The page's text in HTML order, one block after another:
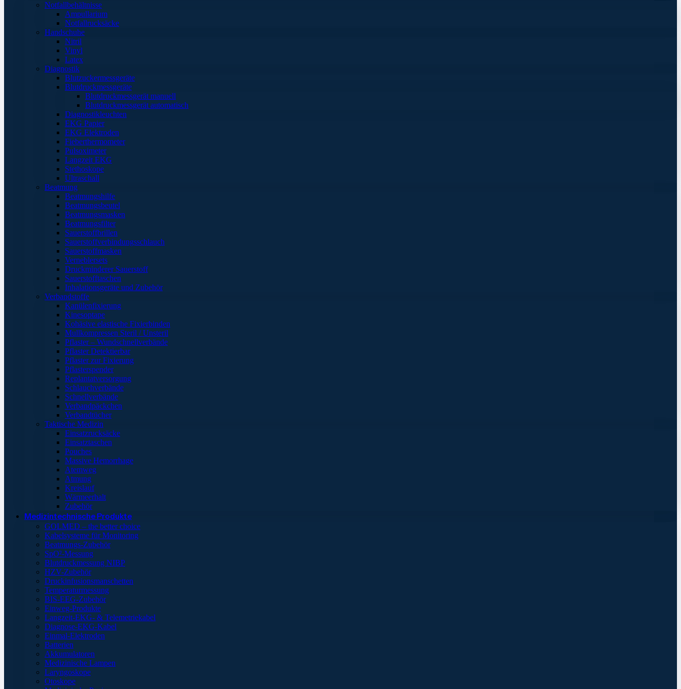
Notfallbehältnisse
Ampullarium
Notfallrucksäcke
Handschuhe
Nitril
Vinyl
Latex
Diagnostik
Blutzuckermessgeräte
Blutdruckmessgeräte
Blutdruckmessgerät manuell
Blutdruckmessgerät automatisch
Diagnostikleuchten
EKG Papier
EKG Elektroden
Fieberthermometer
Pulsoximeter
Langzeit EKG
Stethoskope
Ultraschall
Beatmung
Beatmungshilfe
Beatmungsbeutel
Beatmungsmasken
Beatmungsfilter
Sauerstoffbrillen
Sauerstoffverbindungsschlauch
Sauerstoffmasken
Verneblersets
Druckminderer Sauerstoff
Sauerstofftaschen
Inhalationsgeräte und Zubehör
Verbandstoffe
Kanülenfixierung
Kinesoptape
Kohäsive elastische Fixierbinden
Mullkompressen Steril / Unsteril
Pflaster – Wundschnellverbände
Pflaster Detektierbar
Pflaster zur Fixierung
Pflasterspender
Replantatversorgung
Schlauchverbände
Schnellverbände
Verbandpäckchen
Verbandtücher
Taktische Medizin
Einsatzrucksäcke
Einsatztaschen
Pouches
Massive Hemorrhage
Atemweg
Atmung
Kreislauf
Wärmeerhalt
Zubehör
Medizintechnische Produkte
GOLMED – the better choice
Kabelsysteme für Monitoring
Beatmungs-Zubehör
SpO²-Messung
Blutdruckmessung NIBP
HZV-Zubehör
Druckinfusionsmanschetten
Temperaturmessung
BIS-EEG-Zubehör
Einweg-Produkte
Langzeit-EKG- & Telemetriekabel
Diagnose-EKG-Kabel
Einmal-Elektroden
Batterien
Akkumulatoren
Medizinische Lampen
Laryngoskope
Otoskope